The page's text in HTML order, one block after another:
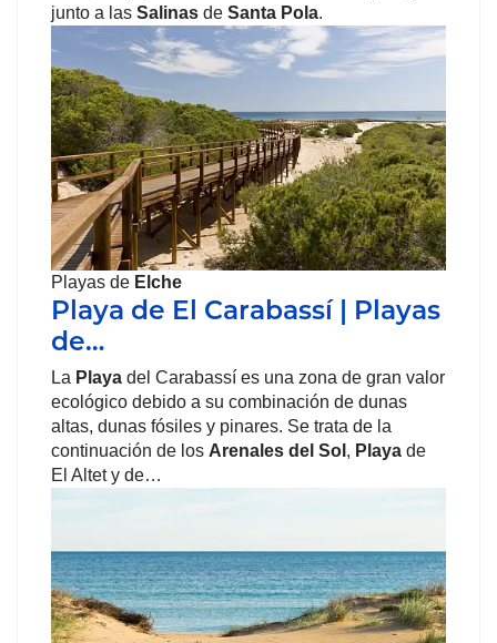
junto a las Salinas de Santa Pola.
Playas de Elche
Playa de El Carabassí | Playas
de…
La Playa del Carabassí es una zona de gran valor
ecológico debido a su combinación de dunas
altas, dunas fósiles y pinares. Se trata de la
continuación de los Arenales del Sol , Playa de
El Altet y de…